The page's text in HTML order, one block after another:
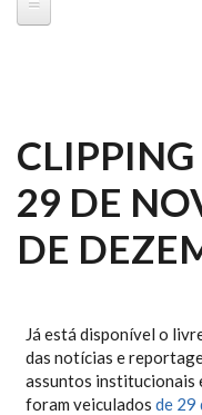
29 DE
DE
Já está disponível o
das notícias e
assuntos institucionais
foram veiculados de 29